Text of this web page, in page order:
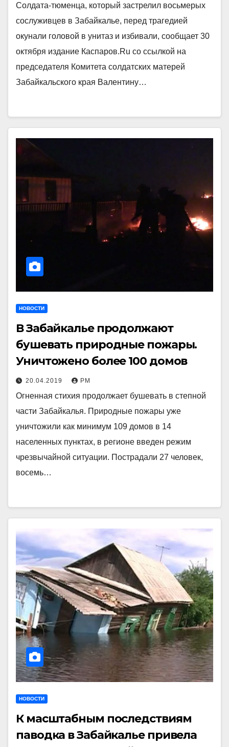
Солдата-тюменца, который застрелил восьмерых
сослуживцев в Забайкалье, перед трагедией
окунали головой в унитаз и избивали, сообщает 30
октября издание Каспаров.Ru со ссылкой на
председателя Комитета солдатских матерей
Забайкальского края Валентину…
НОВОСТИ
В Забайкалье продолжают
бушевать природные пожары.
Уничтожено более 100 домов
20.04.2019 РМ
Огненная стихия продолжает бушевать в степной
части Забайкалья. Природные пожары уже
уничтожили как минимум 109 домов в 14
населенных пунктах, в регионе введен режим
чрезвычайной ситуации. Пострадали 27 человек,
восемь…
НОВОСТИ
К масштабным последствиям
паводка в Забайкалье привела